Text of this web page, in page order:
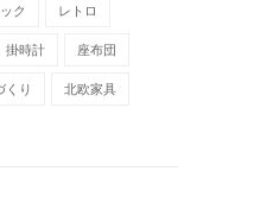
ク レトロ
掛時計 座布団
くり 北欧家具